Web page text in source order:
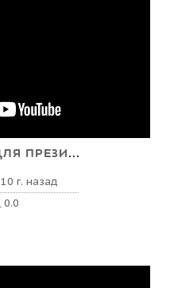
ВОПРОСЫ ДЛЯ ПРЕЗИДЕНТА
10 г. назад
0.0